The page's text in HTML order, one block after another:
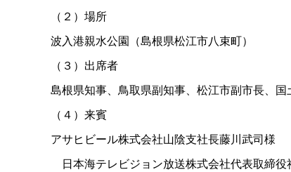
（２）場所
波入港親水公園（島根県松江市八束町）
（３）出席者
島根県知事、鳥取県副知事、松江市副市長、
（４）来賓
アサヒビール株式会社山陰支社長藤川武司様
日本海テレビジョン放送株式会社代表取締役